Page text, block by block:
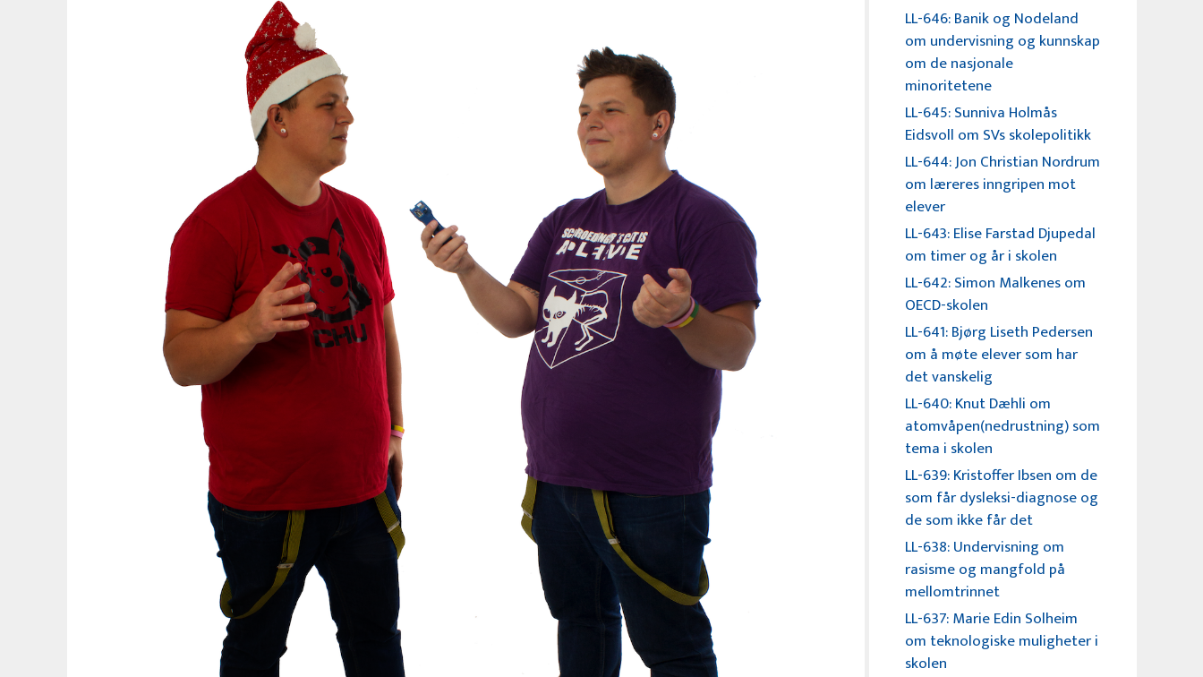
LL-646: Banik og Nodeland
om undervisning og kunnskap
om de nasjonale
minoritetene
LL-645: Sunniva Holmås
Eidsvoll om SVs skolepolitikk
LL-644: Jon Christian Nordrum
om læreres inngripen mot
elever
LL-643: Elise Farstad Djupedal
om timer og år i skolen
LL-642: Simon Malkenes om
OECD-skolen
LL-641: Bjørg Liseth Pedersen
om å møte elever som har
det vanskelig
LL-640: Knut Dæhli om
atomvåpen(nedrustning) som
tema i skolen
LL-639: Kristoffer Ibsen om de
som får dysleksi-diagnose og
de som ikke får det
LL-638: Undervisning om
rasisme og mangfold på
mellomtrinnet
LL-637: Marie Edin Solheim
om teknologiske muligheter i
skolen